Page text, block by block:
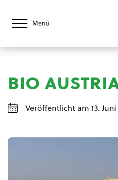
Menü
bio
Veröffentlicht am 13. Juni